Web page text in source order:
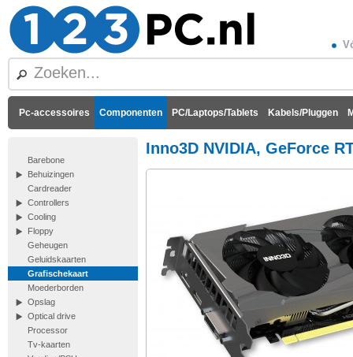
Pc-accessoires Componenten PC/Laptops/Tablets Kabels/Pluggen
Barebone
Behuizingen
Cardreader
Controllers
Cooling
Floppy
Geheugen
Geluidskaarten
Grafischekaart
Moederborden
Opslag
Optical drive
Processor
Tv-kaarten
Inno3D NVIDIA, GeForce